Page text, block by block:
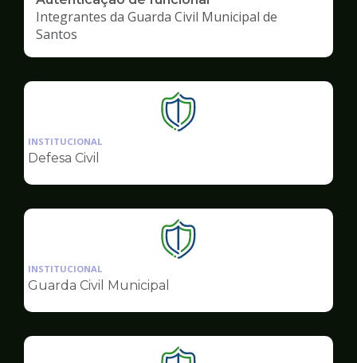
Integrantes da Guarda Civil Municipal de
Santos
Ilustração
da
Segurança
INSTITUCIONAL
Defesa Civil
Ilustração
da
Segurança
INSTITUCIONAL
Guarda Civil Municipal